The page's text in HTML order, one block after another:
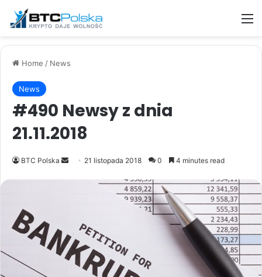
Home / News
News
#490 Newsy z dnia
21.11.2018
BTC Polska
Send 21 listopada 2018 0 4 minutes read